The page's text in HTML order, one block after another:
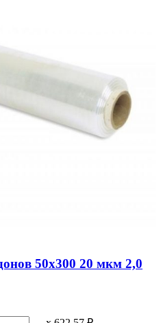
50х300 20 мкм 2,0